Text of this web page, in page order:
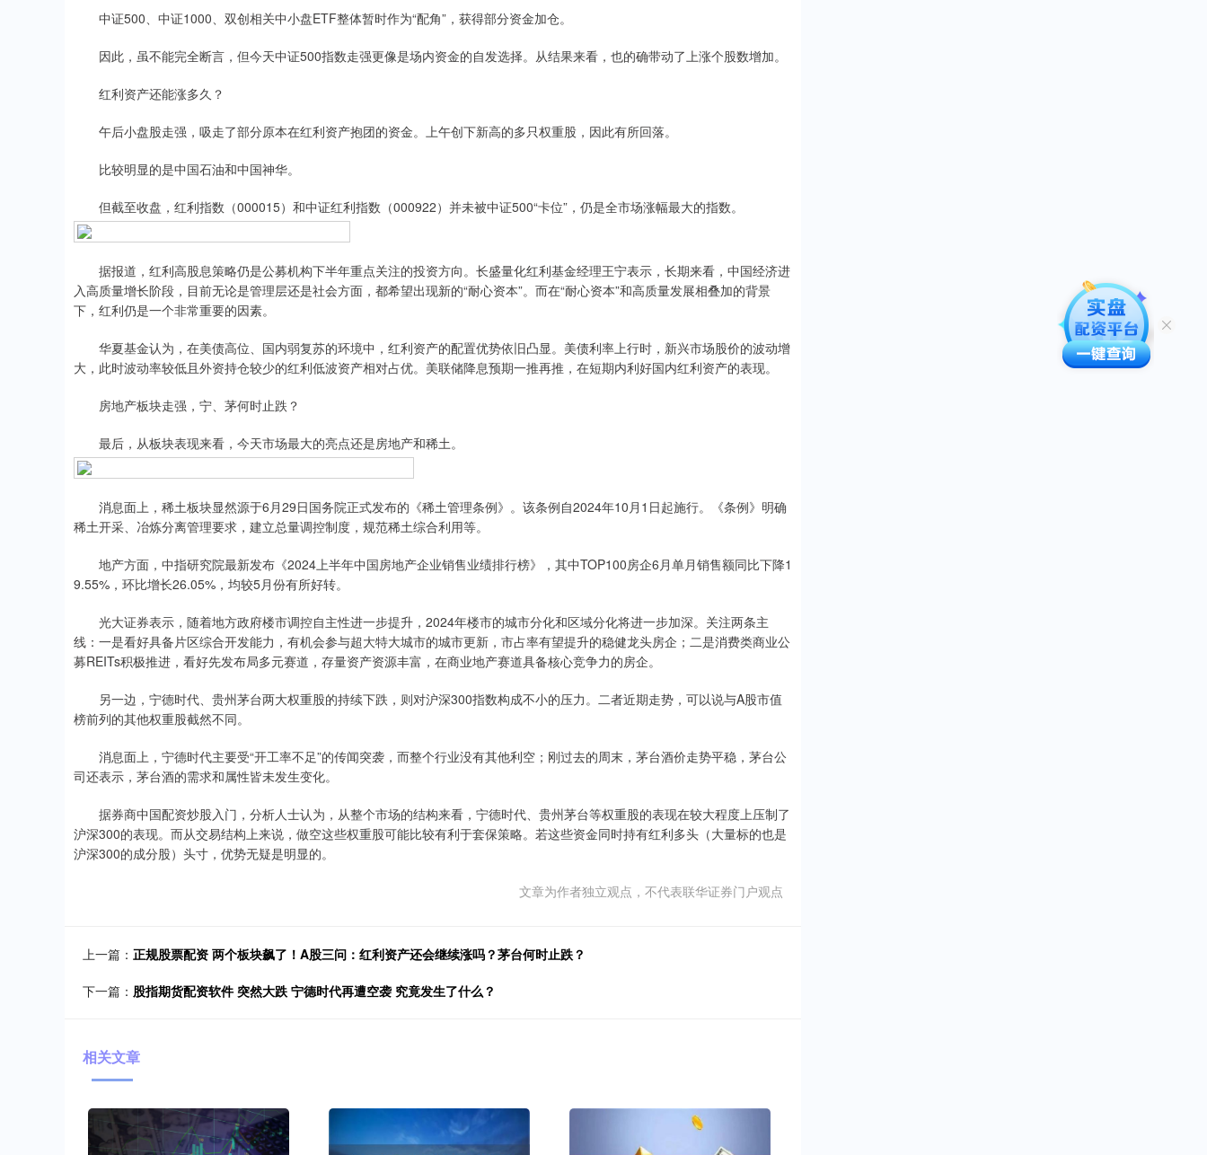
中证500、中证1000、双创相关中小盘ETF整体暂时作为“配角”，获得部分资金加仓。
因此，虽不能完全断言，但今天中证500指数走强更像是场内资金的自发选择。从结果来看，也的确带动了上涨个股数增加。
红利资产还能涨多久？
午后小盘股走强，吸走了部分原本在红利资产抱团的资金。上午创下新高的多只权重股，因此有所回落。
比较明显的是中国石油和中国神华。
但截至收盘，红利指数（000015）和中证红利指数（000922）并未被中证500“卡位”，仍是全市场涨幅最大的指数。
据报道，红利高股息策略仍是公募机构下半年重点关注的投资方向。长盛量化红利基金经理王宁表示，长期来看，中国经济进
入高质量增长阶段，目前无论是管理层还是社会方面，都希望出现新的“耐心资本”。而在“耐心资本”和高质量发展相叠加的背景
下，红利仍是一个非常重要的因素。
华夏基金认为，在美债高位、国内弱复苏的环境中，红利资产的配置优势依旧凸显。美债利率上行时，新兴市场股价的波动增
大，此时波动率较低且外资持仓较少的红利低波资产相对占优。美联储降息预期一推再推，在短期内利好国内红利资产的表现。
房地产板块走强，宁、茅何时止跌？
最后，从板块表现来看，今天市场最大的亮点还是房地产和稀土。
消息面上，稀土板块显然源于6月29日国务院正式发布的《稀土管理条例》。该条例自2024年10月1日起施行。《条例》明确
稀土开采、冶炼分离管理要求，建立总量调控制度，规范稀土综合利用等。
地产方面，中指研究院最新发布《2024上半年中国房地产企业销售业绩排行榜》，其中TOP100房企6月单月销售额同比下降1
9.55%，环比增长26.05%，均较5月份有所好转。
光大证券表示，随着地方政府楼市调控自主性进一步提升，2024年楼市的城市分化和区域分化将进一步加深。关注两条主
线：一是看好具备片区综合开发能力，有机会参与超大特大城市的城市更新，市占率有望提升的稳健龙头房企；二是消费类商业公
募REITs积极推进，看好先发布局多元赛道，存量资产资源丰富，在商业地产赛道具备核心竞争力的房企。
另一边，宁德时代、贵州茅台两大权重股的持续下跌，则对沪深300指数构成不小的压力。二者近期走势，可以说与A股市值
榜前列的其他权重股截然不同。
消息面上，宁德时代主要受“开工率不足”的传闻突袭，而整个行业没有其他利空；刚过去的周末，茅台酒价走势平稳，茅台公
司还表示，茅台酒的需求和属性皆未发生变化。
据券商中国配资炒股入门，分析人士认为，从整个市场的结构来看，宁德时代、贵州茅台等权重股的表现在较大程度上压制了
沪深300的表现。而从交易结构上来说，做空这些权重股可能比较有利于套保策略。若这些资金同时持有红利多头（大量标的也是
沪深300的成分股）头寸，优势无疑是明显的。
文章为作者独立观点，不代表联华证券门户观点
上一篇： 正规股票配资 两个板块飙了！A股三问：红利资产还会继续涨吗？茅台何时止跌？
下一篇： 股指期货配资软件 突然大跌 宁德时代再遭空袭 究竟发生了什么？
相关文章